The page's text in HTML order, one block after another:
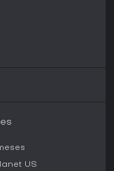
US